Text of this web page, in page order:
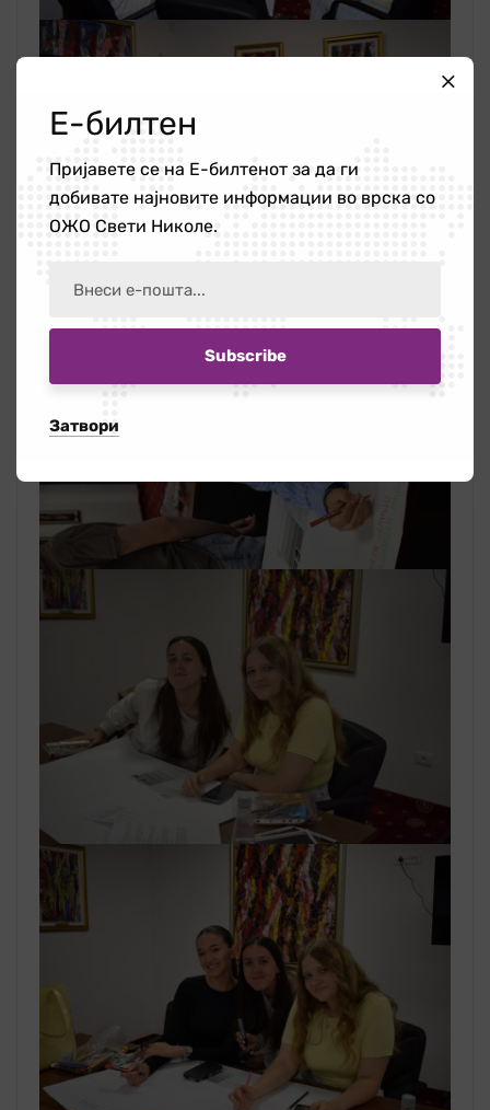
Е-билтен
Пријавете се на Е-билтенот за да ги
добивате најновите информации во врска со
ОЖО Свети Николе.
Затвори